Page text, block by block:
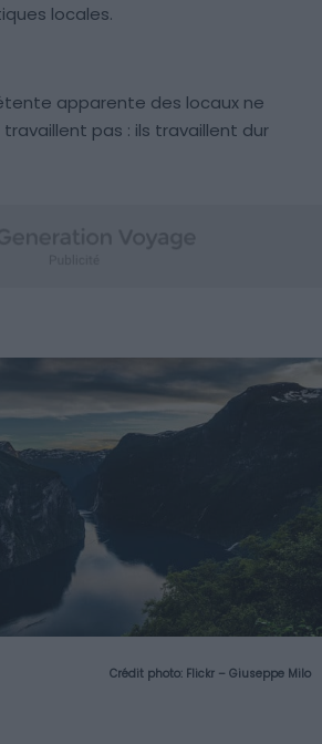
locales.
apparente des locaux ne
travaillent pas : ils travaillent dur
Crédit photo: Flickr – Giuseppe Milo